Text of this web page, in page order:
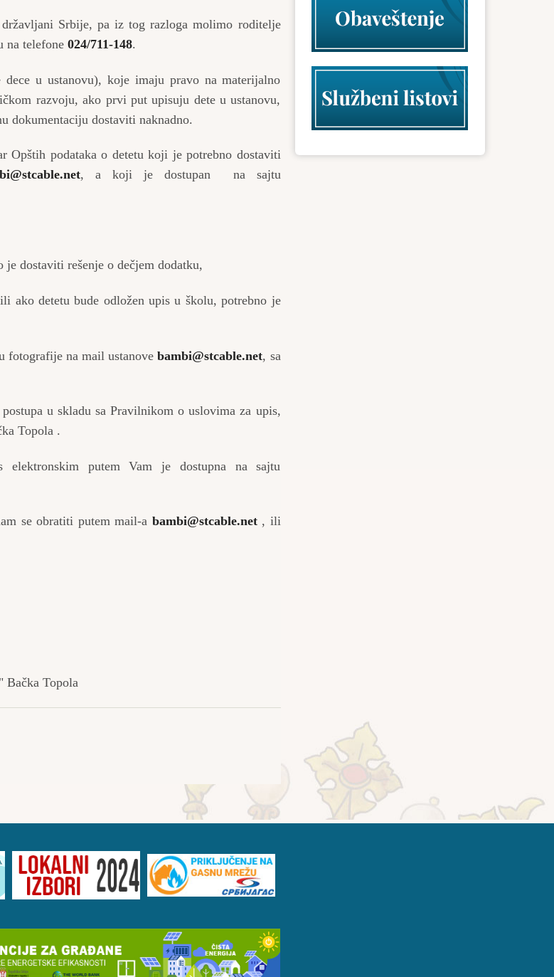
Srbije, pa iz tog razloga molimo roditelje
na telefone 024/711-148.
u ustanovu), koje imaju pravo na materijalno
razvoju, ako prvi put upisuju dete u ustanovu,
dokumentaciju dostaviti naknadno.
Opštih podataka o detetu koji je potrebno dostaviti
, a koji je dostupan na sajtu
je dostaviti rešenje o dečjem dodatku,
ako detetu bude odložen upis u školu, potrebno je
fotografije na mail ustanovebambi@stcable.net, sa
u skladu sa Pravilnikom o uslovima za upis,
Topola .
putem Vam je dostupna na sajtu
se obratiti putem mail-a bambi@stcable.net, ili
Topola